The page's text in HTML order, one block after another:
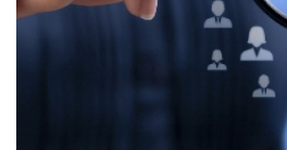
BACHARELADOS